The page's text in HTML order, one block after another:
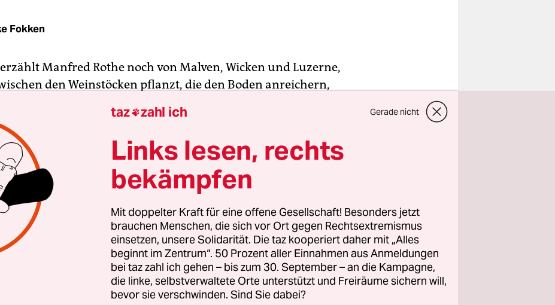
Fokken
Manfred Rothe noch von Malven, Wicken und Luzerne,
den Weinstöcken pflanzt, die den Boden anreichern,
in die Erde, bröselt den beige Boden und verstummt einen
als würde er einen Silvaner verkosten. „Schöne lockere Erde“,
die Haare zu einem dünnen Pferdeschwanz gebunden,
sein Bart. „Da haben wir Luft reingesät“, sagt er, greift
mit gespreizten Fingern in die Scholle, fusselt die
einer Phazelie auseinander und schwelgt in seinem
in Nordheim in der Mainschleife.
Grünzeug zwischen den Rebstöcken hält die Erde, wenn
regnet. Das Wasser sickert durch die Wurzelröhrchen in den
wo sich der tiefwurzelnde Weinstock in trockenen Zeiten
taz zahl ich Gerade nicht
Links lesen, rechts
bekämpfen
Mit doppelter Kraft für eine offene Gesellschaft! Besonders jetzt
brauchen Menschen, die sich vor Ort gegen Rechtsextremismus
einsetzen, unsere Solidarität. Die taz kooperiert daher mit „Alles
beginnt im Zentrum“. 50 Prozent aller Einnahmen aus Anmeldungen
bei taz zahl ich gehen – bis zum 30. September – an die Kampagne,
die linke, selbstverwaltete Orte unterstützt und Freiräume sichern will,
bevor sie verschwinden. Sind Sie dabei?